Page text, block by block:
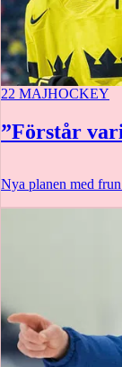
22 MAJHOCKEY
”Förstår
Nya planen med